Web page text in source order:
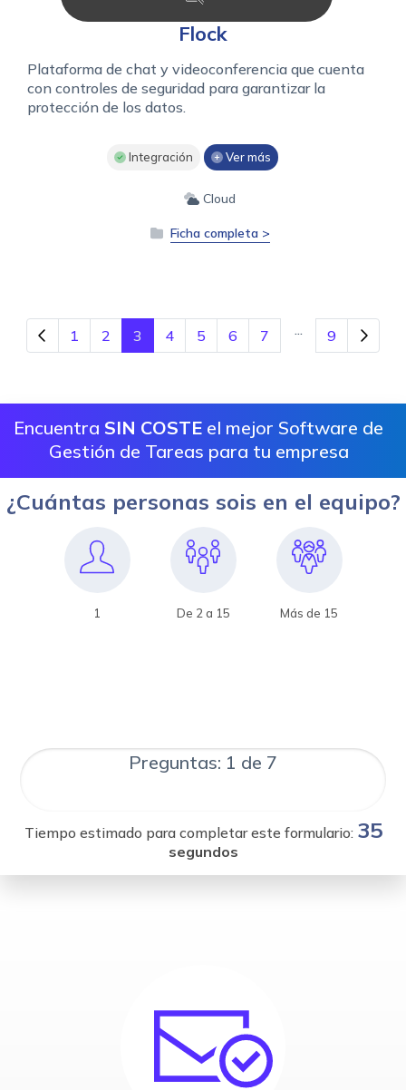
Flock
Plataforma de chat y videoconferencia que cuenta
con controles de seguridad para garantizar la
protección de los datos.
Integración Ver más
Cloud
Ficha completa >
1 2 3 4 5 6 7 9
Encuentra SIN COSTE el mejor Software de
Gestión de Tareas para tu empresa
¿Cuántas personas sois en el equipo?
1 De 2 a 15 Más de 15
Preguntas: 1 de 7
Tiempo estimado para completar este formulario: 35
segundos